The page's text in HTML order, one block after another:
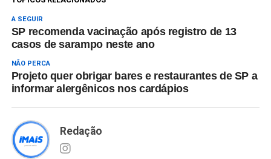
A SEGUIR
SP recomenda vacinação após registro de 13
casos de sarampo neste ano
NÃO PERCA
Projeto quer obrigar bares e restaurantes de SP a
informar alergênicos nos cardápios
Redação